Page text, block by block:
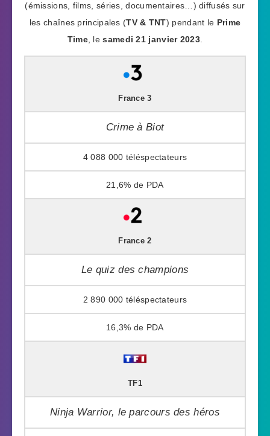
(émissions, films, séries, documentaires…) diffusés sur
les chaînes principales (TV & TNT) pendant le Prime
Time, lesamedi 21 janvier 2023
France 3
Crime à Biot
4 088 000
21,6%
France 2
Le quiz des champions
2 890 000
16,3%
TF1
Ninja Warrior, le parcours des héros